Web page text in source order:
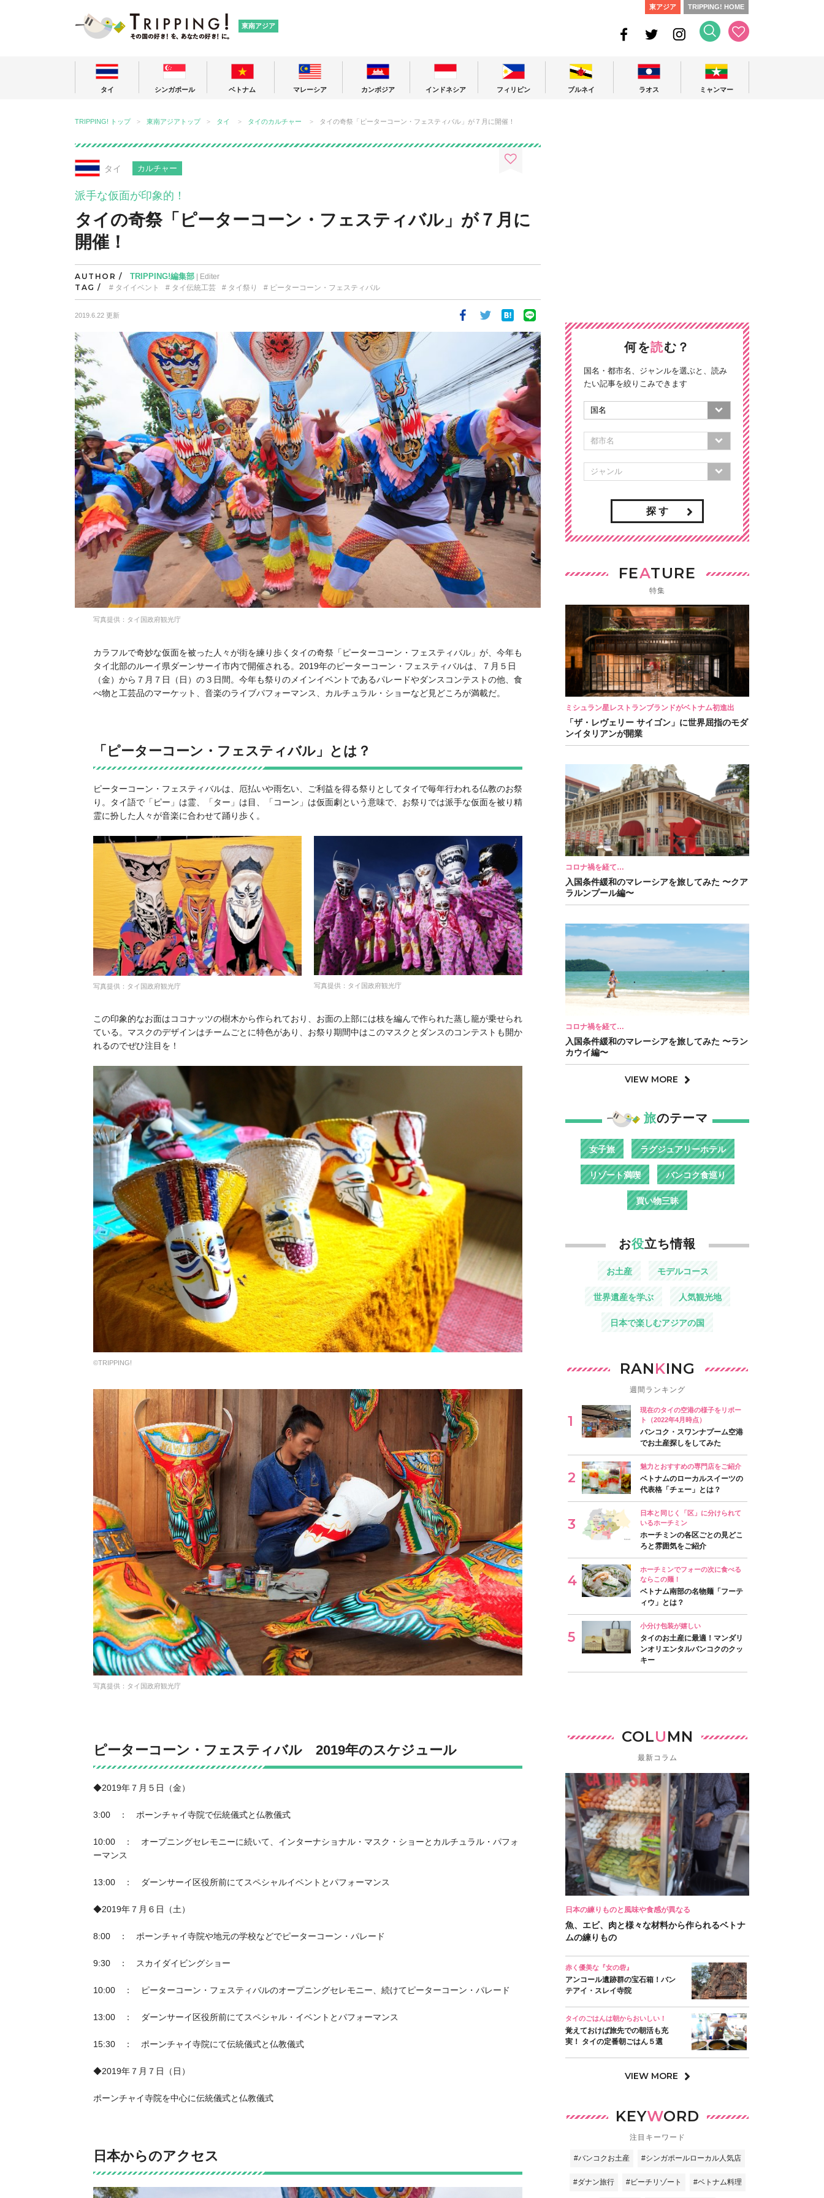
東南アジア
東アジア TRIPPING! HOME
タイ シンガポール ベトナム マレーシア カンボジア インドネシア フィリピン ブルネイ ラオス ミャンマー
TRIPPING! トップ 東南アジアトップ タイ タイのカルチャー タイの奇祭「ピーターコーン・フェスティバル」が７月に開催！
タイ カルチャー
派手な仮面が印象的！
タイの奇祭「ピーターコーン・フェスティバル」が７月に
開催！
AUTHOR / TRIPPING!編集部 | Editer
TAG / タイイベント タイ伝統工芸 タイ祭り ピーターコーン・フェスティバル
2019.6.22 更新
写真提供：タイ国政府観光庁
カラフルで奇妙な仮面を被った人々が街を練り歩くタイの奇祭「ピーターコーン・フェスティバル」が、今年も
タイ北部のルーイ県ダーンサーイ市内で開催される。2019年のピーターコーン・フェスティバルは、７月５日
（金）から７月７日（日）の３日間。今年も祭りのメインイベントであるパレードやダンスコンテストの他、食
べ物と工芸品のマーケット、音楽のライブパフォーマンス、カルチュラル・ショーなど見どころが満載だ。
「ピーターコーン・フェスティバル」とは？
ピーターコーン・フェスティバルは、厄払いや雨乞い、ご利益を得る祭りとしてタイで毎年行われる仏教のお祭
り。タイ語で「ピー」は霊、「ター」は目、「コーン」は仮面劇という意味で、お祭りでは派手な仮面を被り精
霊に扮した人々が音楽に合わせて踊り歩く。
写真提供：タイ国政府観光庁 写真提供：タイ国政府観光庁
この印象的なお面はココナッツの樹木から作られており、お面の上部には枝を編んで作られた蒸し籠が乗せられ
ている。マスクのデザインはチームごとに特色があり、お祭り期間中はこのマスクとダンスのコンテストも開か
れるのでぜひ注目を！
©TRIPPING!
写真提供：タイ国政府観光庁
ピーターコーン・フェスティバル 2019年のスケジュール
◆2019年７月５日（金）
3:00 ： ポーンチャイ寺院で伝統儀式と仏教儀式
10:00 ： オープニングセレモニーに続いて、インターナショナル・マスク・ショーとカルチュラル・パフォ
ーマンス
13:00 ： ダーンサーイ区役所前にてスペシャルイベントとパフォーマンス
◆2019年７月６日（土）
8:00 ： ポーンチャイ寺院や地元の学校などでピーターコーン・パレード
9:30 ： スカイダイビングショー
10:00 ： ピーターコーン・フェスティバルのオープニングセレモニー、続けてピーターコーン・パレード
13:00 ： ダーンサーイ区役所前にてスペシャル・イベントとパフォーマンス
15:30 ： ポーンチャイ寺院にて伝統儀式と仏教儀式
◆2019年７月７日（日）
ポーンチャイ寺院を中心に伝統儀式と仏教儀式
日本からのアクセス
何を読む？
国名・都市名、ジャンルを選ぶと、読み
たい記事を絞りこみできます
探 す
FEATURE
特集
ミシュラン星レストランブランドがベトナム初進出
「ザ・レヴェリー サイゴン」に世界屈指のモダ
ンイタリアンが開業
コロナ禍を経て…
入国条件緩和のマレーシアを旅してみた 〜クア
ラルンプール編〜
コロナ禍を経て…
入国条件緩和のマレーシアを旅してみた 〜ラン
カウイ編〜
VIEW MORE
旅のテーマ
女子旅 ラグジュアリーホテル
リゾート満喫 バンコク食巡り
買い物三昧
お役立ち情報
お土産 モデルコース
世界遺産を学ぶ 人気観光地
日本で楽しむアジアの国
RANKING
週間ランキング
現在のタイの空港の様子をリポー
ト（2022年4月時点）
バンコク・スワンナプーム空港
でお土産探しをしてみた
魅力とおすすめの専門店をご紹介
ベトナムのローカルスイーツの
代表格「チェー」とは？
日本と同じく「区」に分けられて
いるホーチミン
ホーチミンの各区ごとの見どこ
ろと雰囲気をご紹介
ホーチミンでフォーの次に食べる
ならこの麺！
ベトナム南部の名物麺「フーテ
ィウ」とは？
小分け包装が嬉しい
タイのお土産に最適！マンダリ
ンオリエンタルバンコクのクッ
キー
COLUMN
最新コラム
日本の練りものと風味や食感が異なる
魚、エビ、肉と様々な材料から作られるベトナ
ムの練りもの
赤く優美な『女の砦』
アンコール遺跡群の宝石箱！バン
テアイ・スレイ寺院
タイのごはんは朝からおいしい！
覚えておけば旅先での朝活も充
実！ タイの定番朝ごはん５選
VIEW MORE
KEYWORD
注目キーワード
#バンコクお土産 #シンガポールローカル人気店
#ダナン旅行 #ビーチリゾート #ベトナム料理